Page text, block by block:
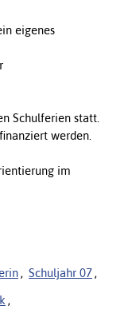
eigenes
Schulferien statt.
werden.
im
, Schuljahr 07 ,
,